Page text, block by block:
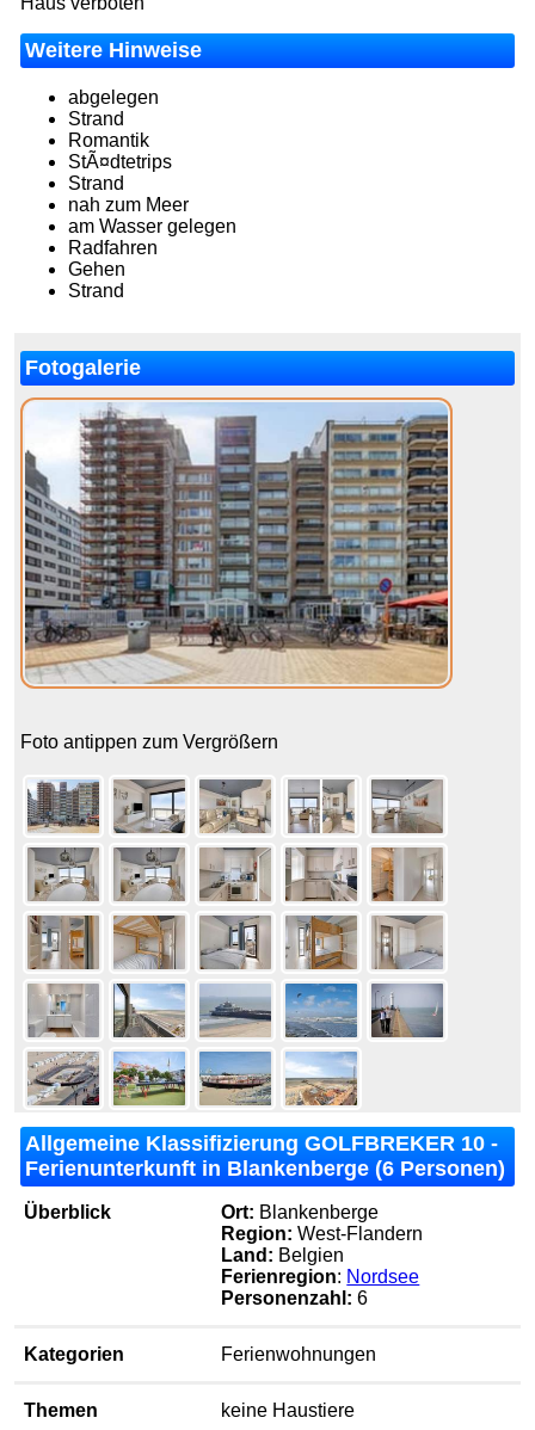
Weitere Hinweise
abgelegen
Strand
Romantik
StÃ¤dtetrips
Strand
nah zum Meer
am Wasser gelegen
Radfahren
Gehen
Strand
Fotogalerie
Foto antippen zum Vergrößern
Allgemeine Klassifizierung GOLFBREKER 10 -
Ferienunterkunft in Blankenberge (6 Personen)
Überblick Ort: Blankenberge
Region: West-Flandern
Land: Belgien
Ferienregion: Nordsee
Personenzahl: 6
Kategorien Ferienwohnungen
Themen keine Haustiere